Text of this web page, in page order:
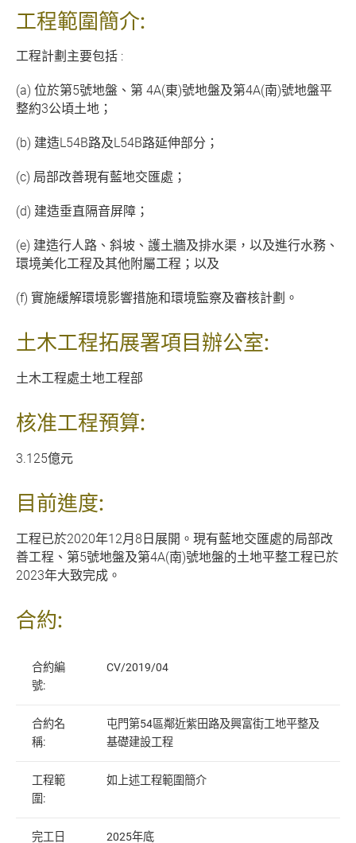
工程範圍簡介:
工程計劃主要包括 :
(a) 位於第5號地盤、第 4A(東)號地盤及第4A(南)號地盤平
整約3公頃土地；
(b) 建造L54B路及L54B路延伸部分；
(c) 局部改善現有藍地交匯處；
(d) 建造垂直隔音屏障；
(e) 建造行人路、斜坡、護土牆及排水渠，以及進行水務、
環境美化工程及其他附屬工程；以及
(f) 實施緩解環境影響措施和環境監察及審核計劃。
土木工程拓展署項目辦公室:
土木工程處土地工程部
核准工程預算:
3.125億元
目前進度:
工程已於2020年12月8日展開。現有藍地交匯處的局部改
善工程、第5號地盤及第4A(南)號地盤的土地平整工程已於
2023年大致完成。
合約:
合約編
號:
CV/2019/04
合約名
稱:
屯門第54區鄰近紫田路及興富街工地平整及
基礎建設工程
工程範
圍:
如上述工程範圍簡介
完工日
2025年底